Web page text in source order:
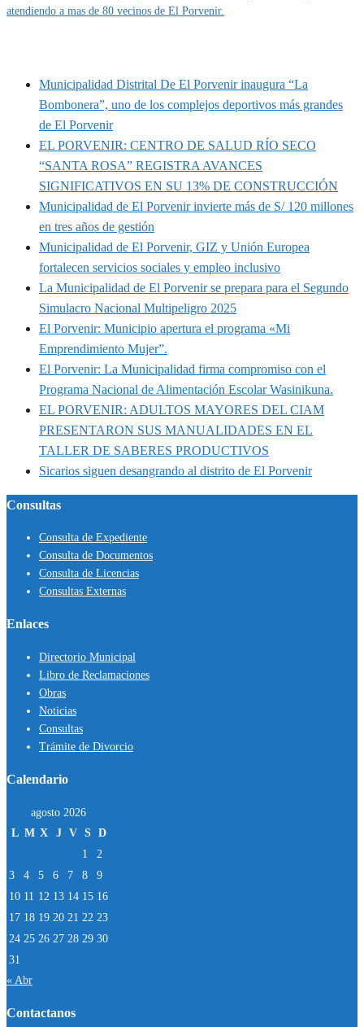
atendiendo a mas de 80 vecinos de El Porvenir.
Municipalidad Distrital De El Porvenir inaugura “La
Bombonera”, uno de los complejos deportivos más grandes
de El Porvenir
EL PORVENIR: CENTRO DE SALUD RÍO SECO
“SANTA ROSA” REGISTRA AVANCES
SIGNIFICATIVOS EN SU 13% DE CONSTRUCCIÓN
Municipalidad de El Porvenir invierte más de S/ 120 millones
en tres años de gestión
Municipalidad de El Porvenir, GIZ y Unión Europea
fortalecen servicios sociales y empleo inclusivo
La Municipalidad de El Porvenir se prepara para el Segundo
Simulacro Nacional Multipeligro 2025
El Porvenir: Municipio apertura el programa «Mi
Emprendimiento Mujer”.
El Porvenir: La Municipalidad firma compromiso con el
Programa Nacional de Alimentación Escolar Wasinikuna.
EL PORVENIR: ADULTOS MAYORES DEL CIAM
PRESENTARON SUS MANUALIDADES EN EL
TALLER DE SABERES PRODUCTIVOS
Sicarios siguen desangrando al distrito de El Porvenir
Consultas
Consulta de Expediente
Consulta de Documentos
Consulta de Licencias
Consultas Externas
Enlaces
Directorio Municipal
Libro de Reclamaciones
Obras
Noticias
Consultas
Trámite de Divorcio
Calendario
agosto 2026
L M X J V S D
1
2
3
4 5 6 7 8
9
10 11 12 13 14 15 16
17 18 19 20 21 22 23
24 25 26 27 28 29 30
31
« Abr
Contactanos